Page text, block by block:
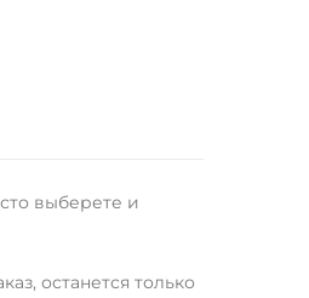
выберете и
останется только